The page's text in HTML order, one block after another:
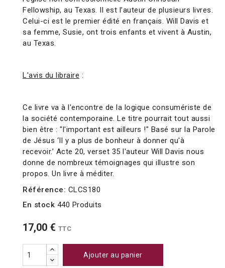
Fellowship, au Texas. Il est l’auteur de plusieurs livres.
Celui-ci est le premier édité en français. Will Davis et
sa femme, Susie, ont trois enfants et vivent à Austin,
au Texas.
L'avis du libraire :
Ce livre va à l'encontre de la logique consumériste de
la société contemporaine. Le titre pourrait tout aussi
bien être : "l'important est ailleurs !" Basé sur la Parole
de Jésus ‘Il y a plus de bonheur à donner qu'à
recevoir.’ Acte 20, verset 35 l'auteur Will Davis nous
donne de nombreux témoignages qui illustre son
propos. Un livre à méditer.
Référence: CLCS180
En stock 440 Produits
17,00 € TTC
Ajouter au panier